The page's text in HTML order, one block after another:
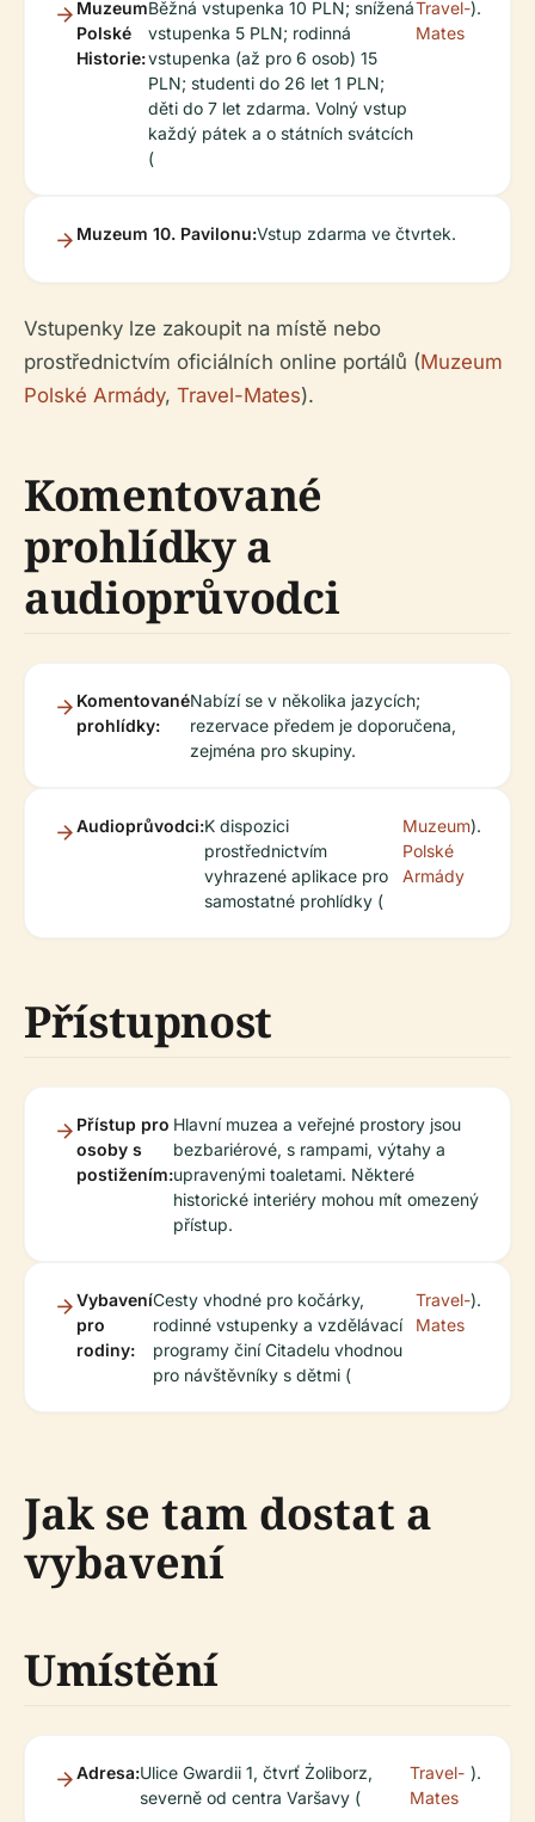
Muzeum
Polské
Historie:
Běžná vstupenka 10 PLN; snížená
vstupenka 5 PLN; rodinná
vstupenka (až pro 6 osob) 15
PLN; studenti do 26 let 1 PLN;
děti do 7 let zdarma. Volný vstup
každý pátek a o státních svátcích
(
Travel-
Mates
).
Muzeum 10. Pavilonu:Vstup zdarma ve čtvrtek.
Vstupenky lze zakoupit na místě nebo
prostřednictvím oficiálních online portálů (Muzeum
Polské Armády, Travel-Mates).
Komentované
prohlídky a
audioprůvodci
Komentované
prohlídky:
Nabízí se v několika jazycích;
rezervace předem je doporučena,
zejména pro skupiny.
Audioprůvodci:K dispozici
prostřednictvím
vyhrazené aplikace pro
samostatné prohlídky (
Muzeum
Polské
Armády
).
Přístupnost
Přístup pro
osoby s
postižením:
Hlavní muzea a veřejné prostory jsou
bezbariérové, s rampami, výtahy a
upravenými toaletami. Některé
historické interiéry mohou mít omezený
přístup.
Vybavení
pro
rodiny:
Cesty vhodné pro kočárky,
rodinné vstupenky a vzdělávací
programy činí Citadelu vhodnou
pro návštěvníky s dětmi (
Travel-
Mates
).
Jak se tam dostat a
vybavení
Umístění
Adresa:Ulice Gwardii 1, čtvrť Żoliborz,
severně od centra Varšavy (
Travel-
Mates
).